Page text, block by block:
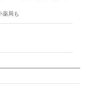
薬局も